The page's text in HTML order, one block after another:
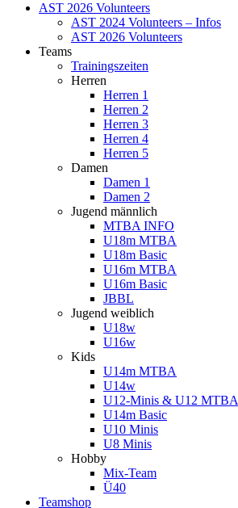
AST 2026 Volunteers
AST 2024 Volunteers – Infos
AST 2026 Volunteers
Teams
Trainingszeiten
Herren
Herren 1
Herren 2
Herren 3
Herren 4
Herren 5
Damen
Damen 1
Damen 2
Jugend männlich
MTBA INFO
U18m MTBA
U18m Basic
U16m MTBA
U16m Basic
JBBL
Jugend weiblich
U18w
U16w
Kids
U14m MTBA
U14w
U12-Minis & U12 MTBA
U14m Basic
U10 Minis
U8 Minis
Hobby
Mix-Team
Ü40
Teamshop